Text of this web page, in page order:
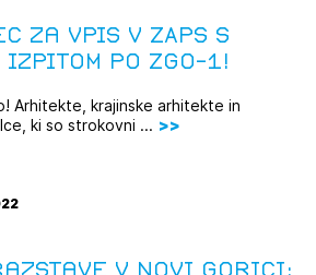
za vpis v ZAPS s
po ZGO-1!
Arhitekte, krajinske arhitekte in
ki so strokovni ...
v Novi Gorici: